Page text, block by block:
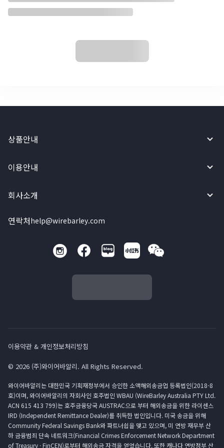
상품안내
이용안내
회사소개
연락처help@wirebarley.com
이용약관 & 개인정보처리방침
© 2026 (주)와이어바알리. All Rights Reserved.
와이어바알리는 대한민국 기획재정부에서 승인한 소액해외송금업 등록법인(2018-8
호)이며, 와이어바알리의 자회사인 호주법인 WBAU (WireBarley Australia PTY Ltd.
ACN 615 413 799)는 호주금융당국 AUSTRAC으로 부터 해외송금을 위한 라이센스
IRD (Independent Remittance Dealer)를 취득한 법인입니다. 미국 송금을 위해
Community Federal Savings Bank와 파트너쉽을 맺고 있으며, 미 연방 재무부 산
하 금융범죄 단속 네트워크(Financial Crimes Enforcement Network Department
of Treasury · FinCEN)로부터 해외송금 자격을 얻었습니다. 또한 캐나다 연방정부 산